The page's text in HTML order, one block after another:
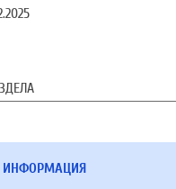
ИНФОРМАЦИЯ